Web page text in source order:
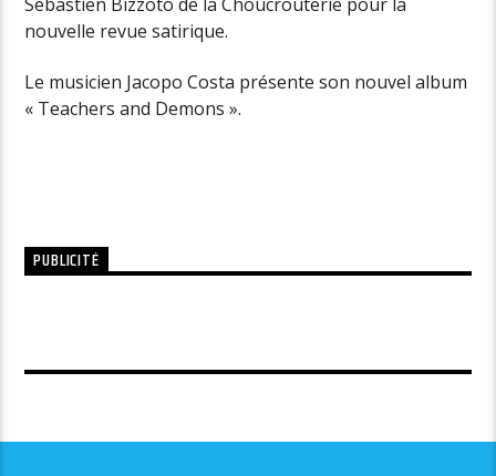
nouvelle revue satirique.
Le musicien Jacopo Costa présente son nouvel album
« Teachers and Demons ».
PUBLICITÉ